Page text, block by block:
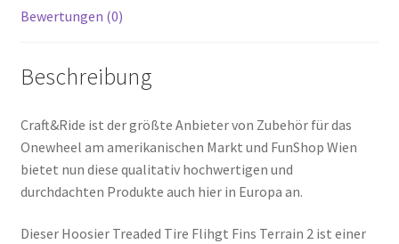
Bewertungen (0)
Beschreibung
Craft&Ride ist der größte Anbieter von Zubehör für das
Onewheel am amerikanischen Markt und FunShop Wien
bietet nun diese qualitativ hochwertigen und
durchdachten Produkte auch hier in Europa an.
Dieser Hoosier Treaded Tire Flihgt Fins Terrain 2 ist einer